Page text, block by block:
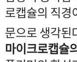
로캡슐의 직경
문으로 생각된
마이크로캡슐